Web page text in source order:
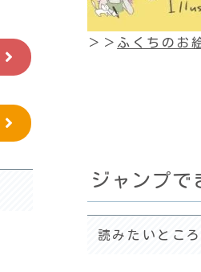
＞＞ ふくちのお
ジャンプで
読みたいとこ